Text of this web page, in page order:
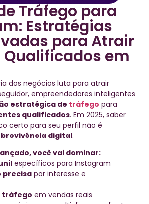
Tráfego para
Estratégias
para Atrair
Qualificados em
dos negócios luta para atrair
empreendedores inteligentes
estratégica de tráfego para
qualificados. Em 2025, saber
certo para seu perfil não é
digital.
você vai dominar:
específicos para Instagram
precisapor interesse e
tráfego em vendas reais